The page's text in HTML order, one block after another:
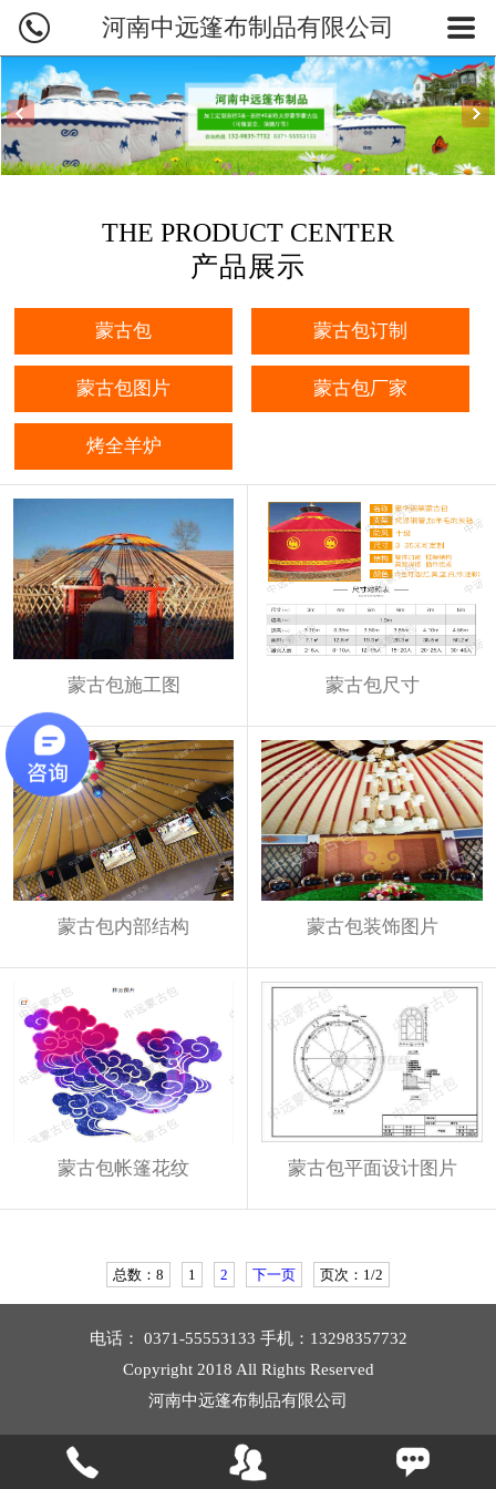
网站首页
蒙古包产品
蒙古包订制
烤全羊炉
新闻资讯
河南中远篷布制品有限公司
THE PRODUCT CENTER
产品展示
蒙古包 蒙古包订制
蒙古包图片 蒙古包厂家
烤全羊炉
蒙古包施工图 蒙古包尺寸
蒙古包内部结构 蒙古包装饰图片
蒙古包帐篷花纹 蒙古包平面设计图片
总数：8 1 2 下一页 页次：1/2
电话： 0371-55553133 手机：13298357732
Copyright 2018 All Rights Reserved
河南中远篷布制品有限公司